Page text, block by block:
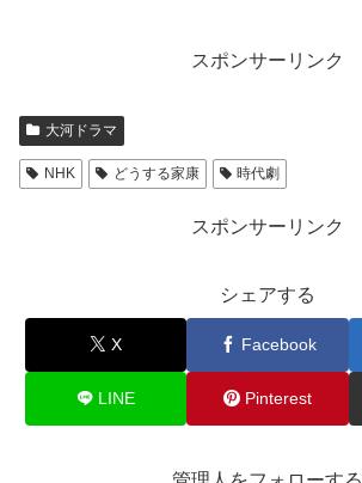
スポンサーリンク
大河ドラマ
NHK どうする家康 時代劇
スポンサーリンク
シェアする
X Facebook
LINE Pinterest